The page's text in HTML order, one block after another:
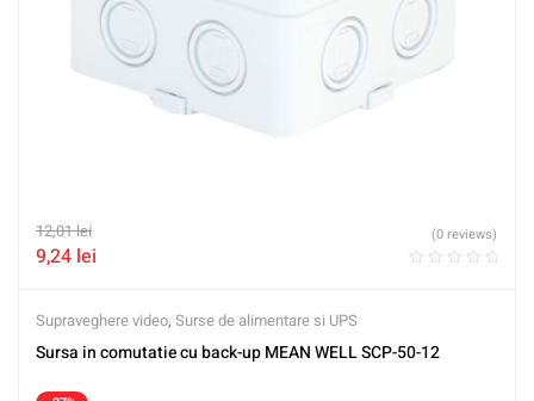
12,01lei
9,24 lei
(0 reviews)
Supraveghere video, Surse de alimentare si UPS
Sursa in comutatie cu back-up MEAN WELL SCP-50-12